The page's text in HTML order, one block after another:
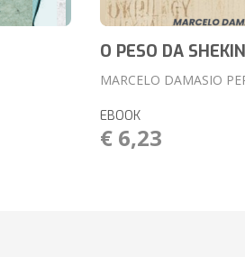
O PESO DA
MARCELO DAMASIO
EBOOK
€ 6,23